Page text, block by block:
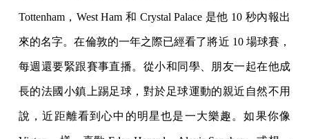
Tottenham，West Ham 和 Crystal Palace 是他 10 秒內報出
來的名字。在倫敦的一年之際已經看了將近 10 場球賽，
每週還要緊跟賽事直播。從小和同學、朋友一起在他成
長的法國小鎮上踢足球，對於足球運動的親近自然不用
說，近距離看到心中的明星也是一大樂趣。如果你像